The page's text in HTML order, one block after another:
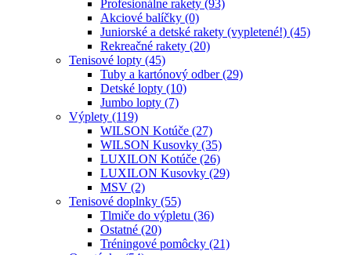
Profesionálne rakety (93)
Akciové balíčky (0)
Juniorské a detské rakety (vypletené!) (45)
Rekreačné rakety (20)
Tenisové lopty (45)
Tuby a kartónový odber (29)
Detské lopty (10)
Jumbo lopty (7)
Výplety (119)
WILSON Kotúče (27)
WILSON Kusovky (35)
LUXILON Kotúče (26)
LUXILON Kusovky (29)
MSV (2)
Tenisové doplnky (55)
Tlmiče do výpletu (36)
Ostatné (20)
Tréningové pomôcky (21)